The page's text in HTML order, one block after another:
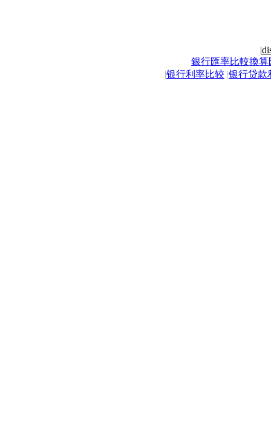
|
銀行匯率比較換算
|银行利率比较 |银行贷款